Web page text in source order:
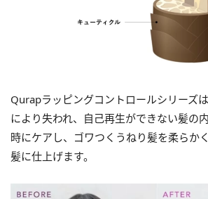
Qurapラッピングコントロールシリーズ
により失われ、自己再生ができない髪の
時にケアし、ゴワつくうねり髪を柔らか
髪に仕上げます。